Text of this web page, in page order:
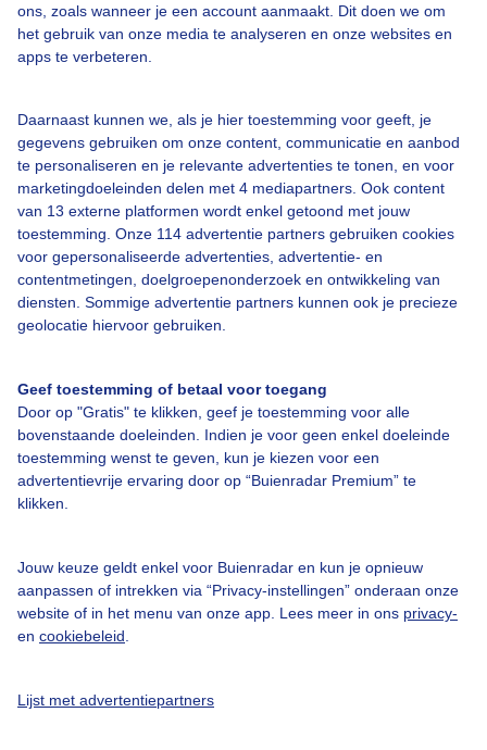
ons, zoals wanneer je een account aanmaakt. Dit doen we om
het gebruik van onze media te analyseren en onze websites en
apps te verbeteren.
Daarnaast kunnen we, als je hier toestemming voor geeft, je
gegevens gebruiken om onze content, communicatie en aanbod
te personaliseren en je relevante advertenties te tonen, en voor
marketingdoeleinden delen met 4 mediapartners. Ook content
van 13 externe platformen wordt enkel getoond met jouw
toestemming. Onze 114 advertentie partners gebruiken cookies
voor gepersonaliseerde advertenties, advertentie- en
contentmetingen, doelgroepenonderzoek en ontwikkeling van
diensten. Sommige advertentie partners kunnen ook je precieze
geolocatie hiervoor gebruiken.
Geef toestemming of betaal voor toegang
Door op "Gratis" te klikken, geef je toestemming voor alle
bovenstaande doeleinden. Indien je voor geen enkel doeleinde
toestemming wenst te geven, kun je kiezen voor een
advertentievrije ervaring door op “Buienradar Premium” te
klikken.
Jouw keuze geldt enkel voor Buienradar en kun je opnieuw
aanpassen of intrekken via “Privacy-instellingen” onderaan onze
website of in het menu van onze app. Lees meer in ons privacy-
en cookiebeleid
Lijst met advertentiepartners
Over Buienradar
Bedrijfsgegevens
Contact
Toegankelijkheid
Gebruikersvoorwaarden
Buienradar Team
Privacy beleid
Cookie beleid
Gratis weerdata